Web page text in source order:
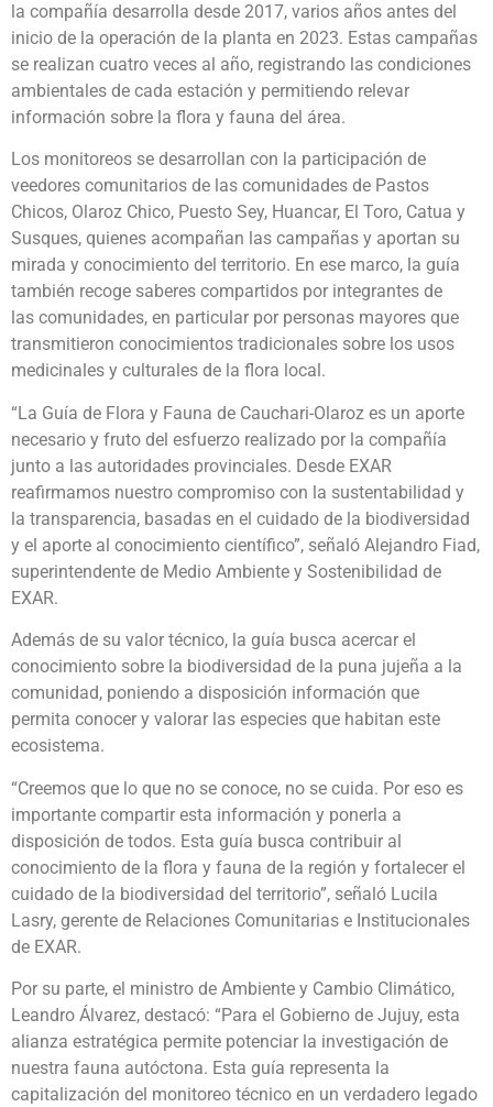
la compañía desarrolla desde 2017, varios años antes del
inicio de la operación de la planta en 2023. Estas campañas
se realizan cuatro veces al año, registrando las condiciones
ambientales de cada estación y permitiendo relevar
información sobre la flora y fauna del área.
Los monitoreos se desarrollan con la participación de
veedores comunitarios de las comunidades de Pastos
Chicos, Olaroz Chico, Puesto Sey, Huancar, El Toro, Catua y
Susques, quienes acompañan las campañas y aportan su
mirada y conocimiento del territorio. En ese marco, la guía
también recoge saberes compartidos por integrantes de
las comunidades, en particular por personas mayores que
transmitieron conocimientos tradicionales sobre los usos
medicinales y culturales de la flora local.
“La Guía de Flora y Fauna de Cauchari-Olaroz es un aporte
necesario y fruto del esfuerzo realizado por la compañía
junto a las autoridades provinciales. Desde EXAR
reafirmamos nuestro compromiso con la sustentabilidad y
la transparencia, basadas en el cuidado de la biodiversidad
y el aporte al conocimiento científico”, señaló Alejandro Fiad,
superintendente de Medio Ambiente y Sostenibilidad de
EXAR.
Además de su valor técnico, la guía busca acercar el
conocimiento sobre la biodiversidad de la puna jujeña a la
comunidad, poniendo a disposición información que
permita conocer y valorar las especies que habitan este
ecosistema.
“Creemos que lo que no se conoce, no se cuida. Por eso es
importante compartir esta información y ponerla a
disposición de todos. Esta guía busca contribuir al
conocimiento de la flora y fauna de la región y fortalecer el
cuidado de la biodiversidad del territorio”, señaló Lucila
Lasry, gerente de Relaciones Comunitarias e Institucionales
de EXAR.
Por su parte, el ministro de Ambiente y Cambio Climático,
Leandro Álvarez, destacó: “Para el Gobierno de Jujuy, esta
alianza estratégica permite potenciar la investigación de
nuestra fauna autóctona. Esta guía representa la
capitalización del monitoreo técnico en un verdadero legado